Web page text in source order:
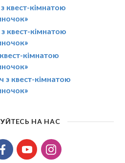
квест-кімнатою
квест-кімнатою
кімнатою
з квест-кімнатою
НА НАС